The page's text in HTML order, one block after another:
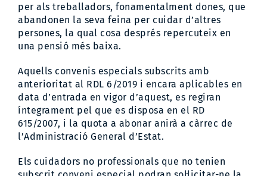
per als treballadors, fonamentalment dones, que
abandonen la seva feina per cuidar d’altres
persones, la qual cosa després repercuteix en
una pensió més baixa.
Aquells convenis especials subscrits amb
anterioritat al RDL 6/2019 i encara aplicables en
data d’entrada en vigor d’aquest, es regiran
íntegrament pel que es disposa en el RD
615/2007, i la quota a abonar anirà a càrrec de
l’Administració General d’Estat.
Els cuidadors no professionals que no tenien